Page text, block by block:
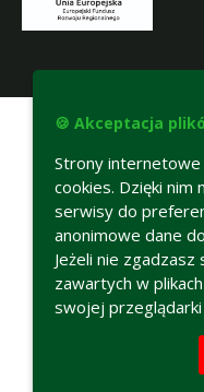
🍪 Akceptacja
Strony
cookies. Dzięki
serwisy do
anonimowe dane
Jeżeli nie
zawartych w
swojej